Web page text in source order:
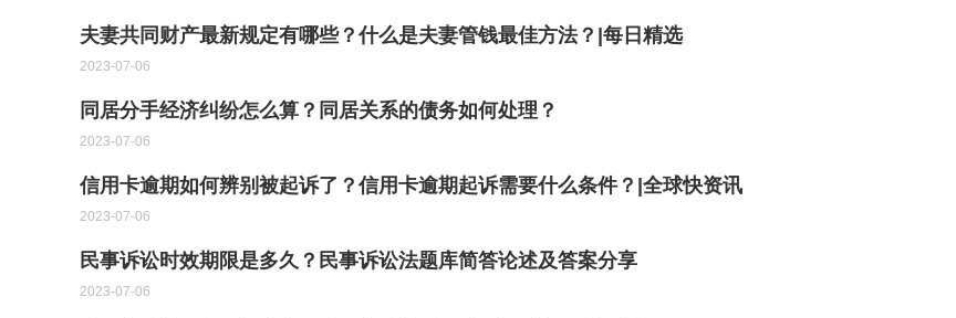
夫妻共同财产最新规定有哪些？什么是夫妻管钱最佳方法？|每日精选
2023-07-06
同居分手经济纠纷怎么算？同居关系的债务如何处理？
2023-07-06
信用卡逾期如何辨别被起诉了？信用卡逾期起诉需要什么条件？|全球快资讯
2023-07-06
民事诉讼时效期限是多久？民事诉讼法题库简答论述及答案分享
2023-07-06